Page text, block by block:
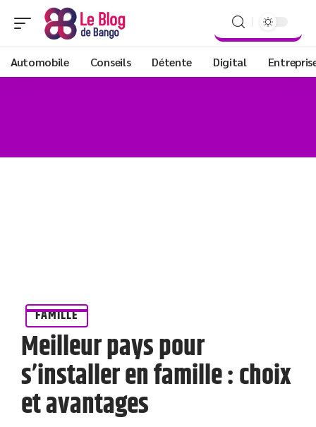
Automobile Conseils Détente Digital
FAMILLE
Meilleur pays pour
s’installer en famille : choix
et avantages